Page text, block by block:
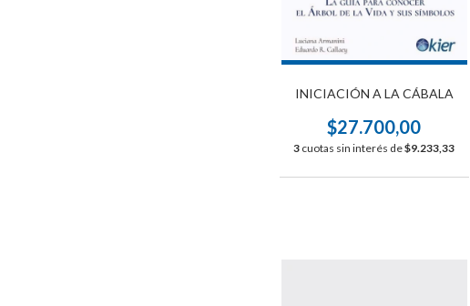
INICIACIÓN A LA CÁBALA
$27.700,00
3 cuotas sin interés de$9.233,33